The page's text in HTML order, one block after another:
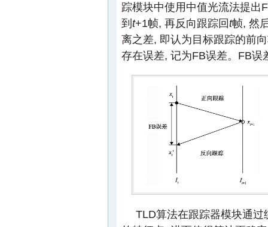
踪模块中使用中值光流法提出
到 t+1帧, 再反向跟踪回t帧, 然
离之差, 即认为目标跟踪的前
存在误差, 记为FB误差。FB误
TLD算法在跟踪器模块通